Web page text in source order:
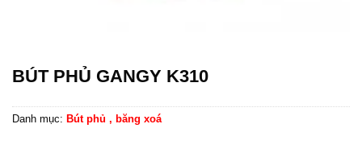
BÚT PHỦ GANGY K310
Danh mục: Bút phủ , băng xoá